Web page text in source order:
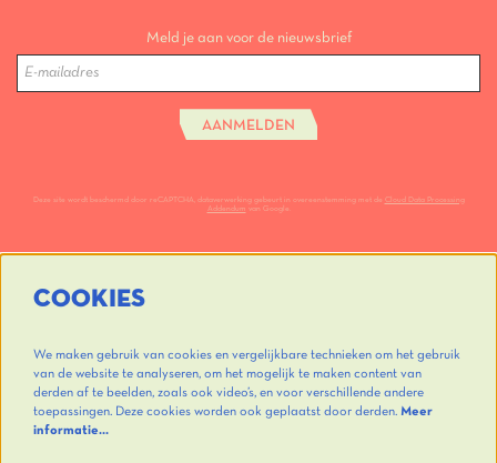
Meld je aan voor de nieuwsbrief
AANMELDEN
Deze site wordt beschermd door reCAPTCHA, dataverwerking gebeurt in overeenstemming met de Cloud Data Processing
Addendum van Google.
COOKIES
We maken gebruik van cookies en vergelijkbare technieken om het gebruik
van de website te analyseren, om het mogelijk te maken content van
derden af te beelden, zoals ook video’s, en voor verschillende andere
toepassingen. Deze cookies worden ook geplaatst door derden. Meer
informatie…